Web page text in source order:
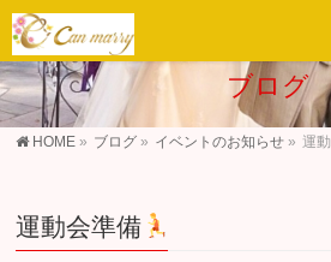
ブログ
HOME » ブログ » イベントのお知らせ » 運
運動会準備